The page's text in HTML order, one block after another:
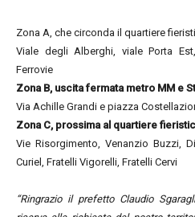
Zona A, che circonda il quartiere
Viale degli Alberghi, viale Porta
Ferrovie
Zona B, uscita fermata metro MM e
Via Achille Grandi e piazza
Zona C, prossima al quartiere
Vie Risorgimento, Venanzio Buzzi,
Curiel, Fratelli Vigorelli, Fratelli Cervi
“Ringrazio il prefetto Claudio